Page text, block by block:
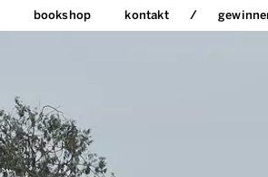
bookshop kontakt